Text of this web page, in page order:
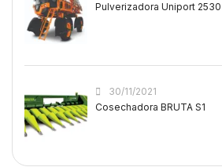
Pulverizadora Uniport 2530
30/11/2021
Cosechadora BRUTA S1